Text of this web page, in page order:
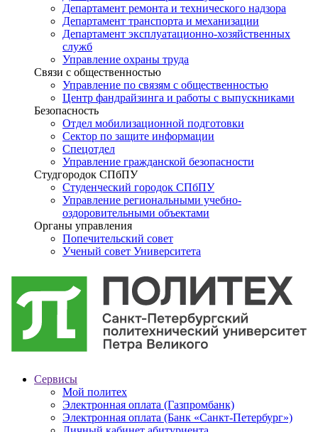
Департамент ремонта и технического надзора
Департамент транспорта и механизации
Департамент эксплуатационно-хозяйственных
служб
Управление охраны труда
Связи с общественностью
Управление по связям с общественностью
Центр фандрайзинга и работы с выпускниками
Безопасность
Отдел мобилизационной подготовки
Сектор по защите информации
Спецотдел
Управление гражданской безопасности
Студгородок СПбПУ
Студенческий городок СПбПУ
Управление региональными учебно-
оздоровительными объектами
Органы управления
Попечительский совет
Ученый совет Университета
Сервисы
Мой политех
Электронная оплата (Газпромбанк)
Электронная оплата (Банк «Санкт-Петербург»)